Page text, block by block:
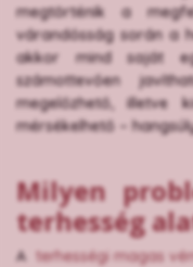
megtörténik a
várandósság során a
akkor mind saját
számottevően
megelőzhető, illetve
mérsékelhető –
Milyen
terhesség
A terhességi magas